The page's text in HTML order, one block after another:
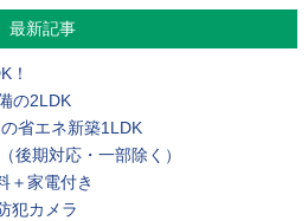
最新記事
！
の2LDK
省エネ新築1LDK
後期対応・一部除く）
＋家電付き
犯カメラ